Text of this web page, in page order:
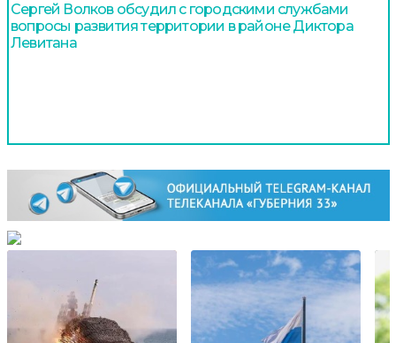
Сергей Волков обсудил с городскими службами
вопросы развития территории в районе Диктора
Левитана